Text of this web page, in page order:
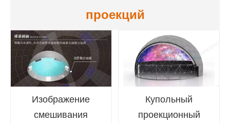
проекций
Изображение
смешивания
Купольный
проекционный